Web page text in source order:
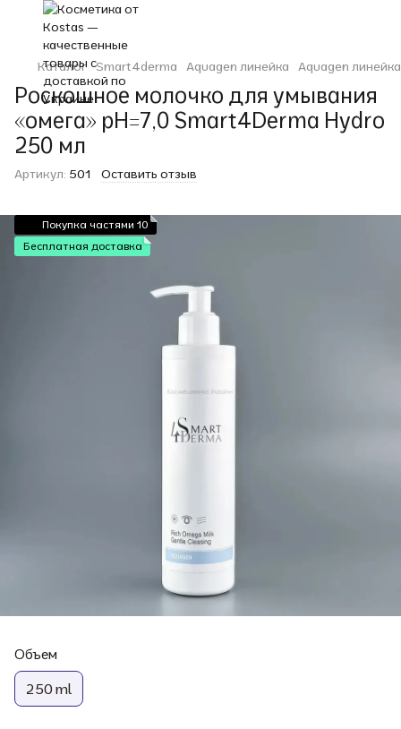
Каталог Smart4derma Aquagen линейка Aquagen
Роскошное молочко для умывания
«омега» рН=7,0 Smart4Derma Hydro
250 мл
Артикул: 501 Оставить отзыв
Покупка частями 10
Бесплатная доставка
Объем
250 ml